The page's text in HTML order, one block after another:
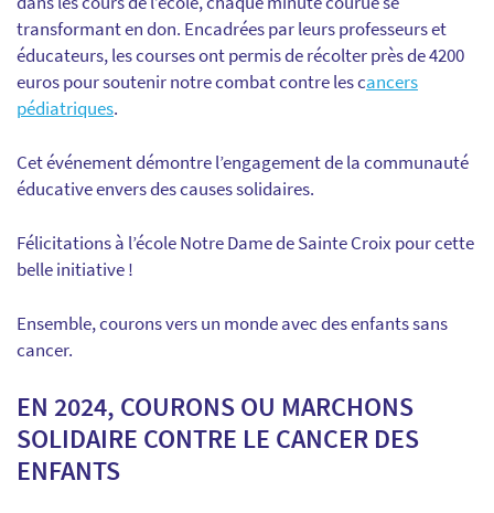
transformant en don. Encadrées par leurs professeurs et
éducateurs, les courses ont permis de récolter près de 4200
euros pour soutenir notre combat contre les cancers
pédiatriques.
Cet événement démontre l’engagement de la communauté
éducative envers des causes solidaires.
Félicitations à l’école Notre Dame de Sainte Croix pour cette
belle initiative !
Ensemble, courons vers un monde avec des enfants sans
cancer.
EN 2024, COURONS OU MARCHONS
SOLIDAIRE CONTRE LE CANCER DES
ENFANTS